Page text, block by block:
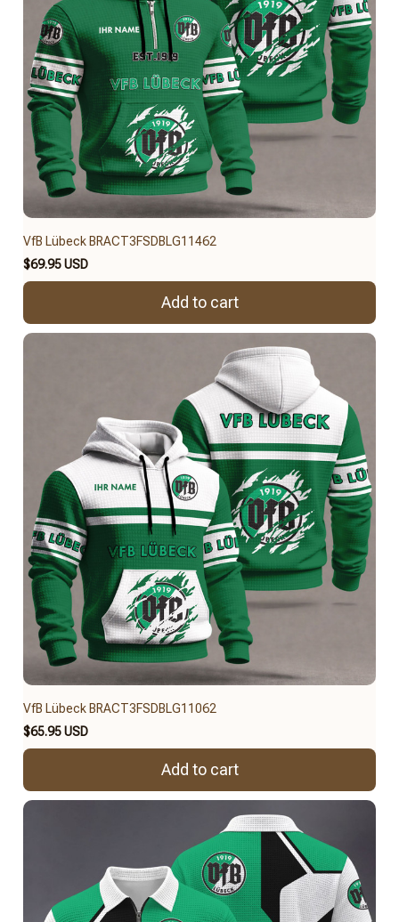
VfB Lübeck BRACT3FSDBLG11462
$69.95 USD
Add to cart
VfB Lübeck BRACT3FSDBLG11062
$65.95 USD
Add to cart